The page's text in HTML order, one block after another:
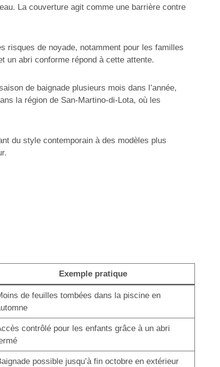
La couverture agit comme une barrière contre
risques de noyade, notamment pour les familles
un abri conforme répond à cette attente.
de baignade plusieurs mois dans l’année,
la région de San-Martino-di-Lota, où les
du style contemporain à des modèles plus
Exemple pratique
de feuilles tombées dans la piscine en
contrôlé pour les enfants grâce à un abri
possible jusqu’à fin octobre en extérieur